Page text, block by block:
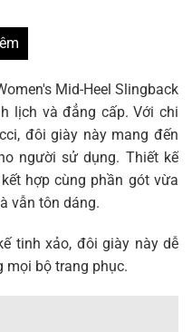
Mid-Heel Slingback
lịch và đẳng cấp. Với chi
đôi giày này mang đến
người sử dụng. Thiết kế
hợp cùng phần gót vừa
vẫn tôn dáng.
tinh xảo, đôi giày này dễ
mọi bộ trang phục.